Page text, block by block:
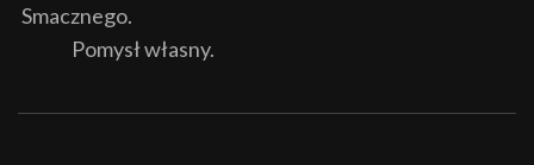
Smacznego.
Pomysł własny.